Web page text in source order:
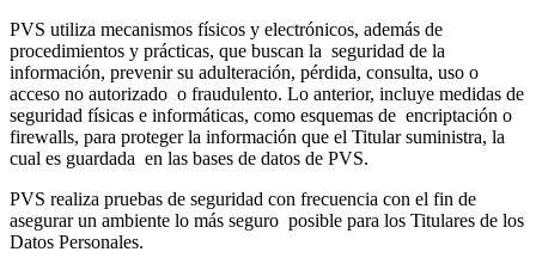
PVS utiliza mecanismos físicos y electrónicos, además de
procedimientos y prácticas, que buscan la seguridad de la
información, prevenir su adulteración, pérdida, consulta, uso o
acceso no autorizado o fraudulento. Lo anterior, incluye medidas de
seguridad físicas e informáticas, como esquemas de encriptación o
firewalls, para proteger la información que el Titular suministra, la
cual es guardada en las bases de datos de PVS.
PVS realiza pruebas de seguridad con frecuencia con el fin de
asegurar un ambiente lo más seguro posible para los Titulares de los
Datos Personales.